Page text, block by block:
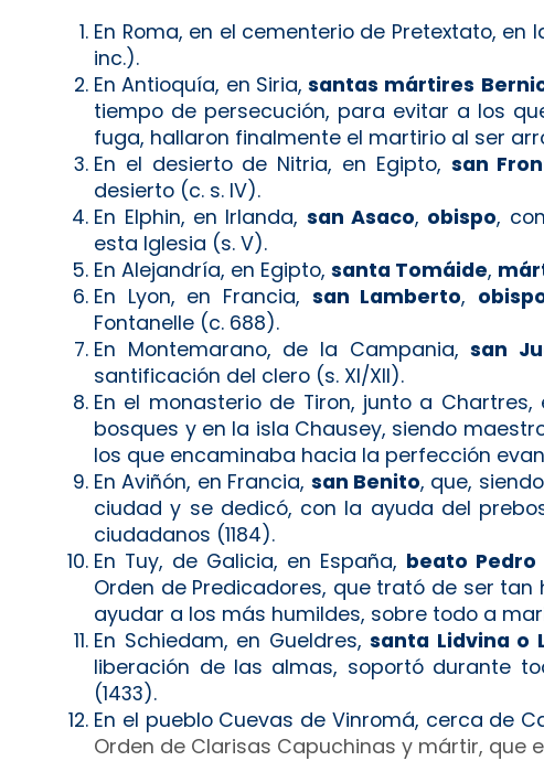
En Roma, en el cementerio de Pretextato, en
inc.).
En Antioquía, en Siria,santas mártires
tiempo de persecución, para evitar a los
fuga, hallaron finalmente el martirio al ser
En el desierto de Nitria, en Egipto, san
desierto (c. s. IV).
En Elphin, en Irlanda, san Asaco, obispo,
esta Iglesia (s. V).
En Alejandría, en Egipto,santa Tomáide,
En Lyon, en Francia, san Lamberto,
Fontanelle (c. 688).
En Montemarano, de la Campania,san
santificación del clero (s. XI/XII).
En el monasterio de Tiron, junto a Chartres,
bosques y en la isla Chausey, siendo
los que encaminaba hacia la perfección
En Aviñón, en Francia, san Benito, que,
ciudad y se dedicó, con la ayuda del
ciudadanos (1184).
En Tuy, de Galicia, en España, beato Pedro
Orden de Predicadores, que trató de ser
ayudar a los más humildes, sobre todo a
En Schiedam, en Gueldres,santa Lidvina o
liberación de las almas, soportó durante
(1433).
En el pueblo Cuevas de Vinromá, cerca de
Orden de Clarisas Capuchinas y mártir, que